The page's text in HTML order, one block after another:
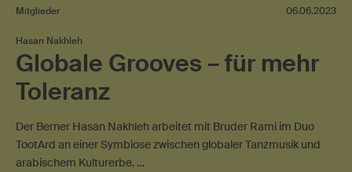
Mitglieder 06.06.2023
Hasan Nakhleh
Globale Grooves – für mehr
Toleranz
Der Berner Hasan Nakhleh arbeitet mit Bruder Rami im Duo
TootArd an einer Symbiose zwischen globaler Tanzmusik und
arabischem Kulturerbe. …